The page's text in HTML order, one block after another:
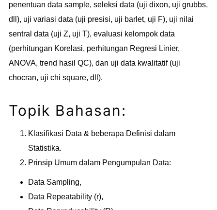
penentuan data sample, seleksi data (uji dixon, uji grubbs,
dll), uji variasi data (uji presisi, uji barlet, uji F), uji nilai
sentral data (uji Z, uji T), evaluasi kelompok data
(perhitungan Korelasi, perhitungan Regresi Linier,
ANOVA, trend hasil QC), dan uji data kwalitatif (uji
chocran, uji chi square, dll).
Topik Bahasan:
Klasifikasi Data & beberapa Definisi dalam
Statistika.
Prinsip Umum dalam Pengumpulan Data:
Data Sampling,
Data Repeatability (r),